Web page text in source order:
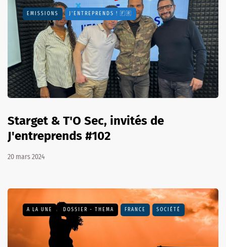
EMISSIONS J'ENTREPRENDS ! 🇫🇷
Starget & T'O Sec, invités de
J'entreprends #102
20 mars 2024
A LA UNE DOSSIER - THEMA FRANCE SOCIÉTÉ